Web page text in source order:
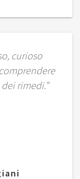
curioso
rimedi.”